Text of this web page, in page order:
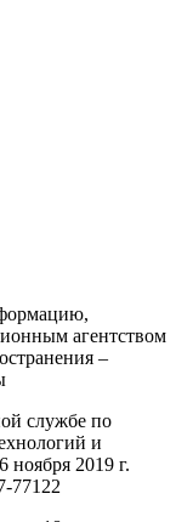
агентством
–
службе по
и
ноября 2019 г.
77122